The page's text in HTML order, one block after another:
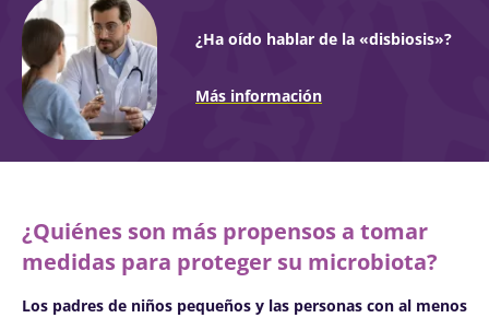
¿Ha oído hablar de la «disbiosis»?
Más información
¿Quiénes son más propensos a tomar
medidas para proteger su microbiota?
Los padres de niños pequeños y las personas con al menos